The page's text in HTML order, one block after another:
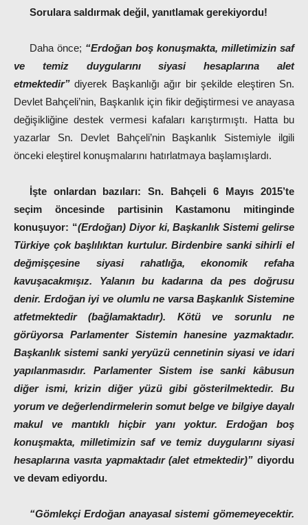
Sorulara saldırmak değil, yanıtlamak gerekiyordu!
Daha önce; “Erdoğan boş konuşmakta, milletimizin saf
ve temiz duygularını siyasi hesaplarına alet
etmektedir” diyerek Başkanlığı ağır bir şekilde eleştiren Sn.
Devlet Bahçeli’nin, Başkanlık için fikir değiştirmesi ve anayasa
değişikliğine destek vermesi kafaları karıştırmıştı. Hatta bu
yazarlar Sn. Devlet Bahçeli’nin Başkanlık Sistemiyle ilgili
önceki eleştirel konuşmalarını hatırlatmaya başlamışlardı.
İşte onlardan bazıları:
Sn. Bahçeli 6 Mayıs 2015’te
seçim öncesinde partisinin Kastamonu mitinginde
konuşuyor: “(Erdoğan) Diyor ki, Başkanlık Sistemi gelirse
Türkiye çok başlılıktan kurtulur. Birdenbire sanki sihirli el
değmişçesine siyasi rahatlığa, ekonomik refaha
kavuşacakmışız. Yalanın bu kadarına da pes doğrusu
denir. Erdoğan iyi ve olumlu ne varsa Başkanlık Sistemine
atfetmektedir (bağlamaktadır). Kötü ve sorunlu ne
görüyorsa Parlamenter Sistemin hanesine yazmaktadır.
Başkanlık sistemi sanki yeryüzü cennetinin siyasi ve idari
yapılanmasıdır. Parlamenter Sistem ise sanki kâbusun
diğer ismi, krizin diğer yüzü gibi gösterilmektedir. Bu
yorum ve değerlendirmelerin somut belge ve bilgiye dayalı
makul ve mantıklı hiçbir yanı yoktur. Erdoğan boş
konuşmakta, milletimizin saf ve temiz duygularını siyasi
hesaplarına vasıta yapmaktadır (alet etmektedir)” diyordu
ve devam ediyordu.
“Gömlekçi Erdoğan anayasal sistemi gömemeyecektir.